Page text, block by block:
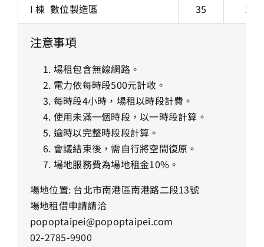
I 棟 數位製造區 35 20
注意事項
場租包含無線網路。
電力依每時段500元計收。
每時段4小時，場租以時段計費。
使用未滿一個時段，以一時段計算。
逾時以完整時段段計算。
會議結束後，需自行將空間復原。
場地服務費為場地租金10%。
場地位置: 台北市南港區南港路二段13號
場地租借申請請洽
popoptaipei@popoptaipei.com
02-2785-9900